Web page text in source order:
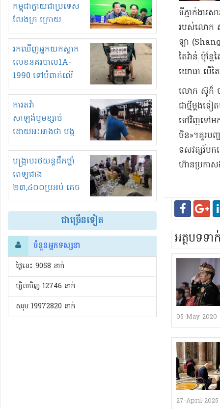
កម្ពុជាក្លាយជាប្រទេស
លែងក្រ ក្រោយ
ឆ្នាំ២០៣០
រកឃើញអ្នកយកស្លាក
លេខនគរបាល1A-
1990 ទៅបំពាក់លើ
ម៉ូតូរបស់ខ្លួន ដាកផ្លាក
រត់ឌុបហើយ
ការតវ៉ា
សាឡង់បូមខ្សាច់
ដោយអះអាងថា បង្ក
បាក់ច្រាំងទន្លេ និង
រំខានទាំងយប់ទាំងថ្ងៃ
បង្ក្រាបរថយន្តដឹកថ្នាំ
ពេទ្យជាង
២៣,៤០០ប្រអប់ គេច
ពន្ធនិងអត់ច្បាប់នាំ
ចូល!?
ជាច្រើនទៀត
ចំនួនអ្នកទស្សនា
ថ្ងៃនេះ​ 9058 នាក់
ម្សិលមិញ 12746 នាក់
សរុប 19972820 នាក់
ទីភ្នាក់ងារ
របស់លោក ស៊ូ
ឡា
តៃវ៉ាន់ ប៉ុន្ត
យោធា បើ​ត
លោក ស៊ូ​ក៏ ប
ជាថ្មី​ម្តង​ទ
ទៅវិញទៅមក
ចិន​»​។​​គួរ​បញ្
ទសវត្សរ៍​មក
ហ៊ាន​ប្រកាស​
អត្ថបទទ
05-May-2020
27-April-2025